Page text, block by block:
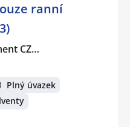
ranní
CZ…
Plný úvazek